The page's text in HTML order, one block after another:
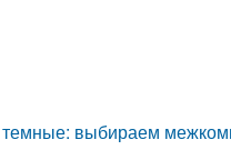
выбираем